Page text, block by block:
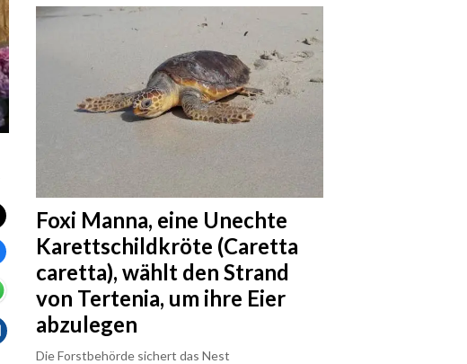
Foxi Manna, eine Unechte
Karettschildkröte (Caretta
caretta), wählt den Strand
von Tertenia, um ihre Eier
abzulegen
Die Forstbehörde sichert das Nest